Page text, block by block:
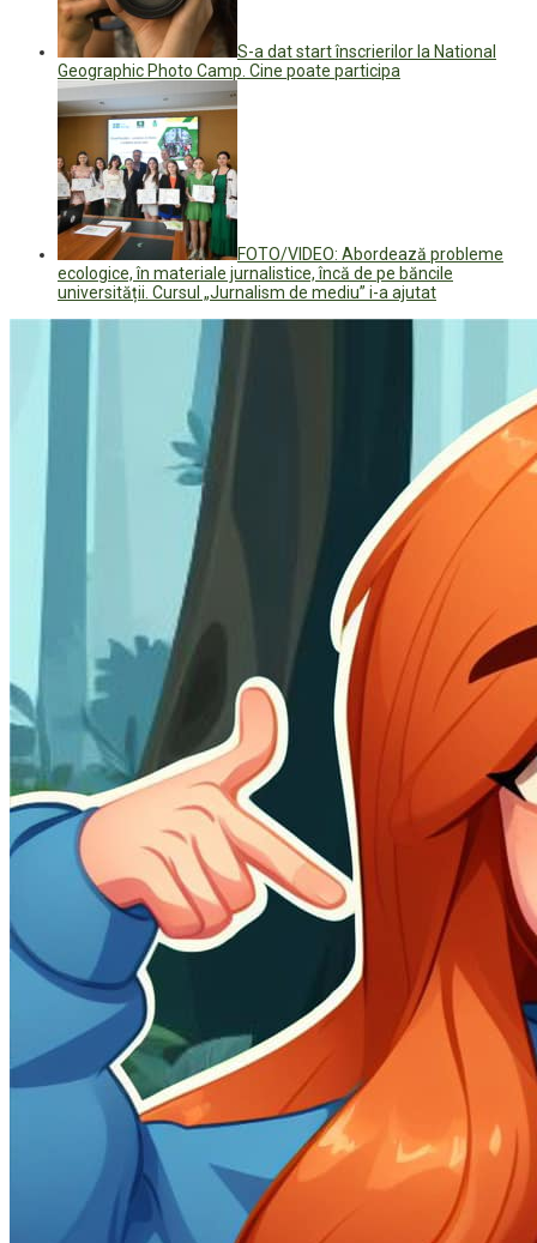
S-a dat start înscrierilor la National
Geographic Photo Camp. Cine poate participa
FOTO/VIDEO: Abordează probleme
ecologice, în materiale jurnalistice, încă de pe băncile
universității. Cursul „Jurnalism de mediu” i-a ajutat